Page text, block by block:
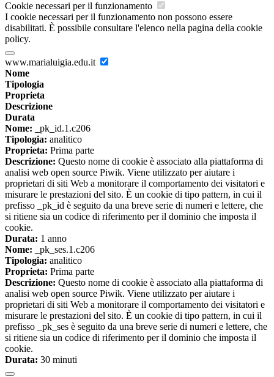
Cookie necessari per il funzionamento
I cookie necessari per il funzionamento non possono essere
disabilitati. È possibile consultare l'elenco nella pagina della cookie
policy.
www.marialuigia.edu.it
Nome
Tipologia
Proprieta
Descrizione
Durata
Nome: _pk_id.1.c206
Tipologia: analitico
Proprieta: Prima parte
Descrizione: Questo nome di cookie è associato alla piattaforma di
analisi web open source Piwik. Viene utilizzato per aiutare i
proprietari di siti Web a monitorare il comportamento dei visitatori e
misurare le prestazioni del sito. È un cookie di tipo pattern, in cui il
prefisso _pk_id è seguito da una breve serie di numeri e lettere, che
si ritiene sia un codice di riferimento per il dominio che imposta il
cookie.
Durata: 1 anno
Nome: _pk_ses.1.c206
Tipologia: analitico
Proprieta: Prima parte
Descrizione: Questo nome di cookie è associato alla piattaforma di
analisi web open source Piwik. Viene utilizzato per aiutare i
proprietari di siti Web a monitorare il comportamento dei visitatori e
misurare le prestazioni del sito. È un cookie di tipo pattern, in cui il
prefisso _pk_ses è seguito da una breve serie di numeri e lettere, che
si ritiene sia un codice di riferimento per il dominio che imposta il
cookie.
Durata: 30 minuti